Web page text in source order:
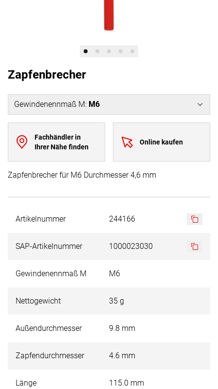
Zapfenbrecher
Gewindenennmaß M: M6
Fachhändler in
Ihrer Nähe finden
Online kaufen
Zapfenbrecher für M6 Durchmesser 4,6 mm
Artikelnummer 244166
SAP-Artikelnummer 1000023030
Gewindenennmaß M M6
Nettogewicht 35 g
Außendurchmesser 9.8 mm
Zapfendurchmesser 4.6 mm
Länge 115.0 mm